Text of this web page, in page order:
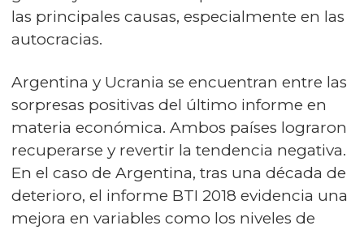
las principales causas, especialmente en las
autocracias.
Argentina y Ucrania se encuentran entre las
sorpresas positivas del último informe en
materia económica. Ambos países lograron
recuperarse y revertir la tendencia negativa.
En el caso de Argentina, tras una década de
deterioro, el informe BTI 2018 evidencia una
mejora en variables como los niveles de